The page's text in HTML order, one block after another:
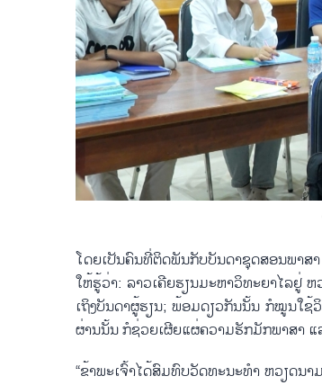
ໂດຍ​ເປັນ​ຄົນ​ທີ່​ຕິດ​ພັນ​ກັບ​ບັນ​ດາ​ຊຸດ​ສອນ​ພາ​ສ
ໃຫ້​ຮູ້​ວ່າ: ລາວ​ເຄີຍ​ຮຽນ​ມະ​ຫາ​ວິ​ທະ​ຍາ​ໄລຢູ່
ເຖິງ​ບັນ​ດາຜູ້ຮຽນ; ພ້ອມ​ດຽວ​ກັນ​ນັ້ນ ກໍໝູນ​ໃ
ຜ່ານ​ນັ້ນ ກໍຊ່ວຍ​ເຜີຍ​ແຜ່​ຄວາມ​ຮັກ​ມັກ​ພາ​ສາ​ ແ
“ຂ້າ​ພະ​ເຈົ້າ​ໄດ້ສົມ​ທົບວັດ​ທະ​ນະ​ທຳ ຫວຽດ​ນ